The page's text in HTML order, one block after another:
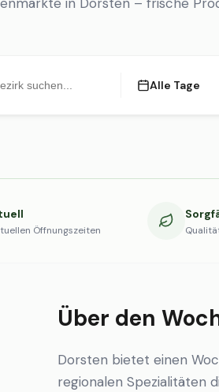
Alle Tage
Öffnungszeiten
Über den
Dorsten bietet einen
regionalen Spezialitäten